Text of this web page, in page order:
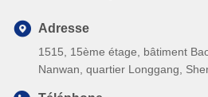
Adresse
1515, 15ème étage, bâtiment
Nanwan, quartier Longgang,